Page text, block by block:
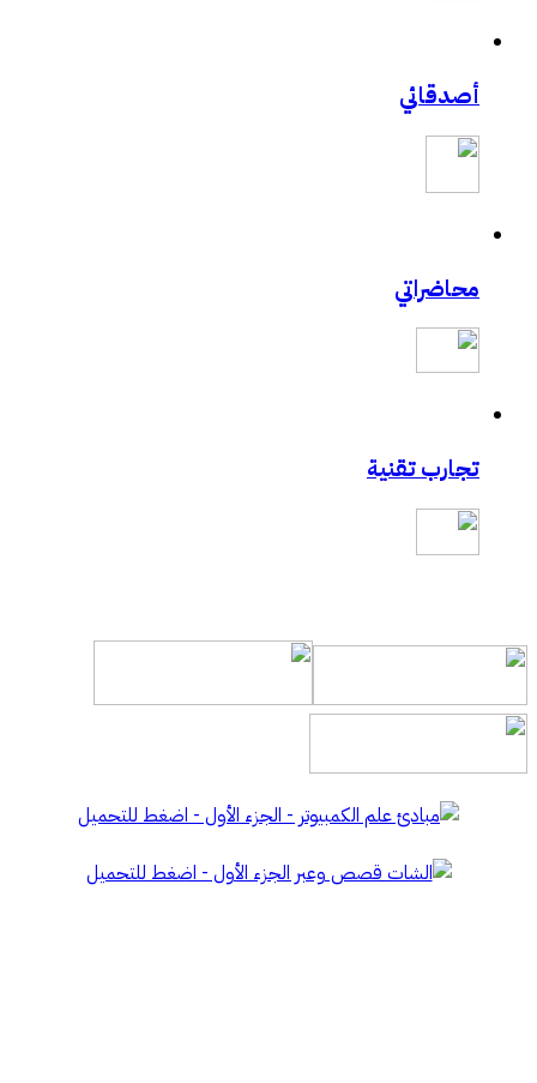
أصدقائي
محاضراتي
تجارب تقنية